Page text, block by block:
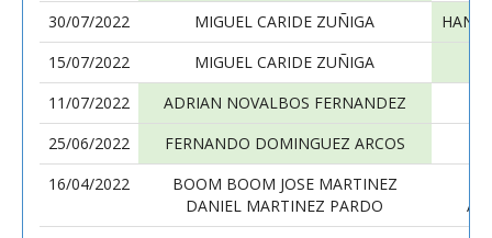
30/07/2022
MIGUEL CARIDE ZUÑIGA
15/07/2022
MIGUEL CARIDE ZUÑIGA
11/07/2022
ADRIAN NOVALBOS FERNANDEZ
25/06/2022
FERNANDO DOMINGUEZ ARCOS
16/04/2022
BOOM BOOM JOSE MARTINEZ
DANIEL MARTINEZ PARDO